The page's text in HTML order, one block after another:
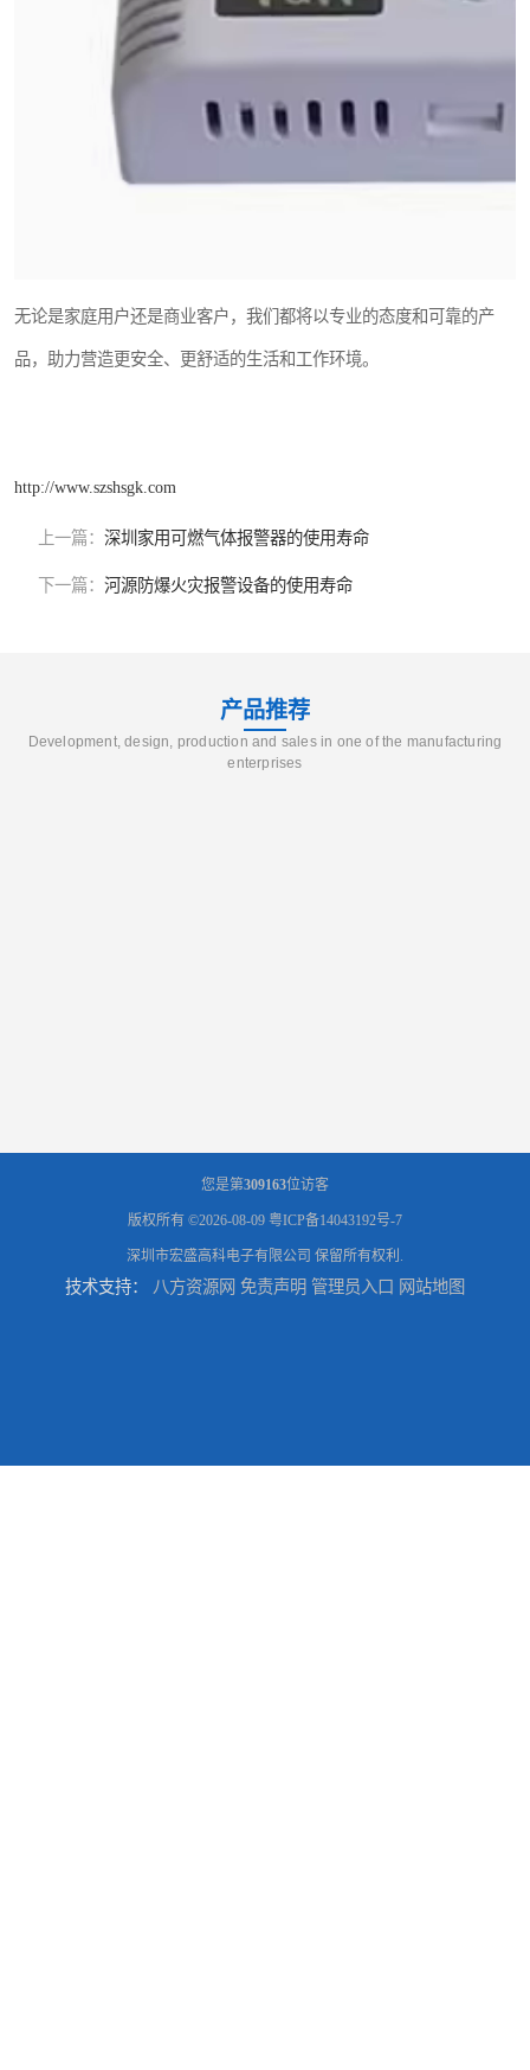
无论是家庭用户还是商业客户，我们都将以专业的态度和可靠的产
品，助力营造更安全、更舒适的生活和工作环境。
http://www.szshsgk.com
上一篇： 深圳家用可燃气体报警器的使用寿命
下一篇： 河源防爆火灾报警设备的使用寿命
产品推荐
Development, design, production and sales in one of the manufacturing
enterprises
您是第309163位访客
版权所有 ©2026-08-09 粤ICP备14043192号-7
深圳市宏盛高科电子有限公司 保留所有权利.
技术支持： 八方资源网 免责声明 管理员入口 网站地图